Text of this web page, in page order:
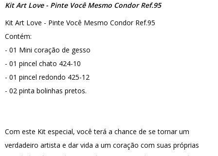
Kit Art Love - Pinte Você Mesmo Condor Ref.95
Kit Art Love - Pinte Você Mesmo Condor Ref.95
Contém:
- 01 Mini coração de gesso
- 01 pincel chato 424-10
- 01 pincel redondo 425-12
- 02 pinta bolinhas pretos.
Com este Kit especial, você terá a chance de se tornar um
verdadeiro artista e dar vida a um coração com suas próprias